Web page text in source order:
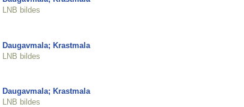
LNB bildes
Daugavmala; Krastmala
LNB bildes
Daugavmala; Krastmala
LNB bildes